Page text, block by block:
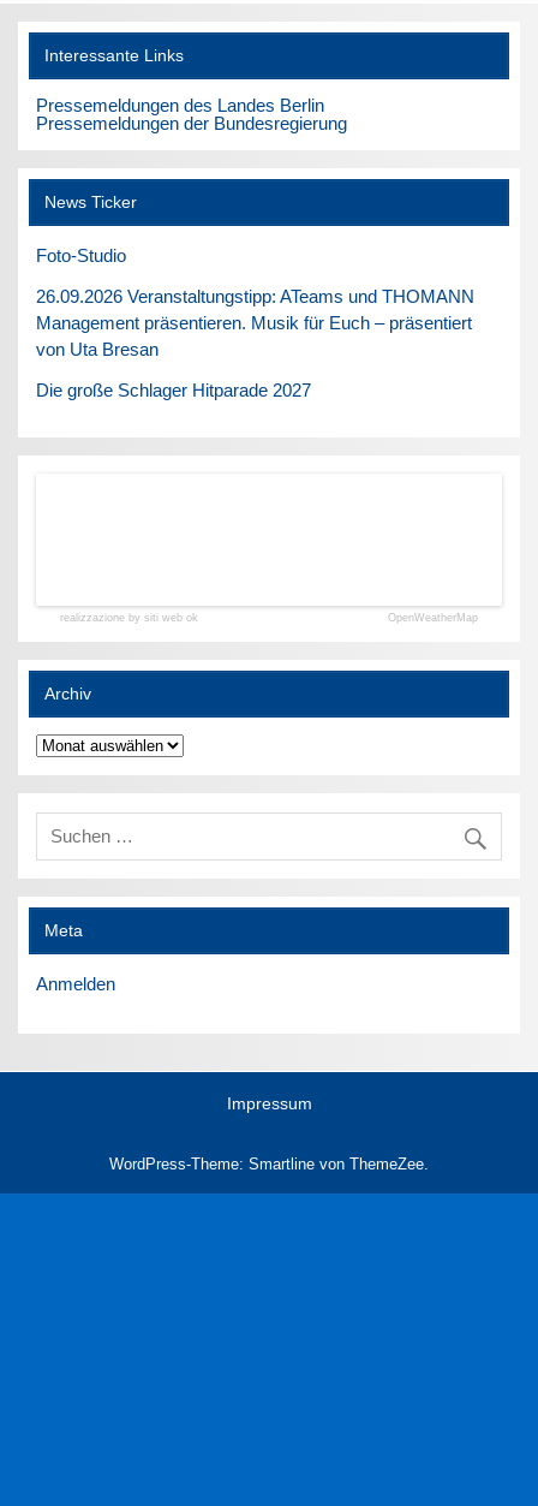
Interessante Links
Pressemeldungen des Landes Berlin
Pressemeldungen der Bundesregierung
News Ticker
Foto-Studio
26.09.2026 Veranstaltungstipp: ATeams und THOMANN
Management präsentieren. Musik für Euch – präsentiert
von Uta Bresan
Die große Schlager Hitparade 2027
realizzazione by siti web ok OpenWeatherMap
Archiv
Archiv
Meta
Anmelden
Impressum
WordPress-Theme: Smartline von ThemeZee.